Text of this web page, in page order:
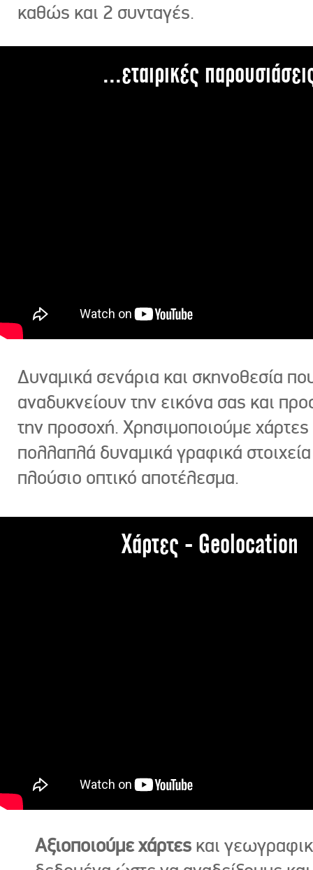
καθώς και 2 συνταγές.
...εταιρικές
Δυναμικά σενάρια και σκηνοθεσία
αναδυκνείουν την εικόνα σας και
την προσοχή. Χρησιμοποιούμε χάρτες
πολλαπλά δυναμικά γραφικά στοιχεία
πλούσιο οπτικό αποτέλεσμα.
Χάρτες - Geolocation
Αξιοποιούμε χάρτες και